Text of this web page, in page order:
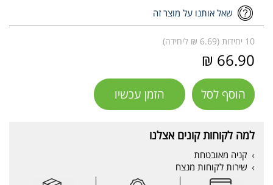
שאל אותנו על מוצר זה
10 יחידות (6.69 ₪ ליחידה)
66.90 ₪
הוסף לסל הזמן עכשיו
למה לקוחות קונים אצלנו
קניה מאובטחת
שירות לקוחות מנצח